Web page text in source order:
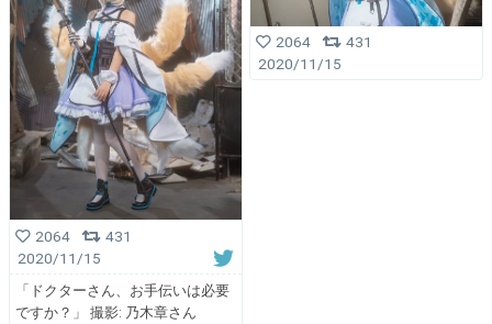
2064
431
2020/11/15
「ドクターさん、お手伝いは必要
ですか？」 撮影: 乃木章さん
2064
431
2020/11/15